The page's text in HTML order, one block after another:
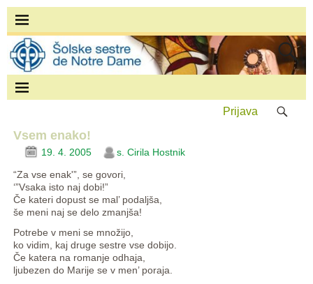
Prijava
Vsem enako!
19. 4. 2005
s. Cirila Hostnik
“Za vse enak'”, se govori,
‘”Vsaka isto naj dobi!”
Če kateri dopust se mal’ podaljša,
še meni naj se delo zmanjša!
Potrebe v meni se množijo,
ko vidim, kaj druge sestre vse dobijo.
Če katera na romanje odhaja,
ljubezen do Marije se v men’ poraja.